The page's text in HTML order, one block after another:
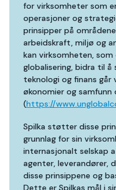
for virksomheter som
operasjoner og
prinsipper på
arbeidskraft, miljø og
kan virksomheten,
globalisering, bidra til å
teknologi og finans går
økonomier og samfunn
(https://
Spilka støtter disse
grunnlag for sin
internasjonalt selskap
agenter, leverandører,
disse prinsippene og
Dette er Spilkas mål i